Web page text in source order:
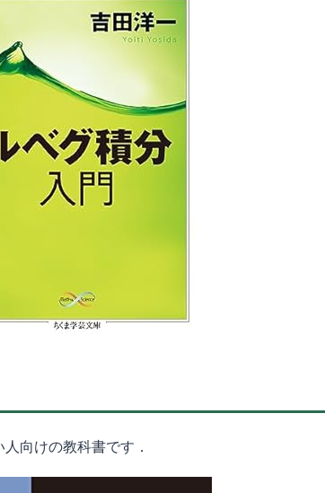
向けの教科書です．